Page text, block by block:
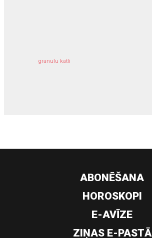
granulu katli
ABONĒŠANA
HOROSKOPI
E-AVĪZE
ZIŅAS E-PASTĀ